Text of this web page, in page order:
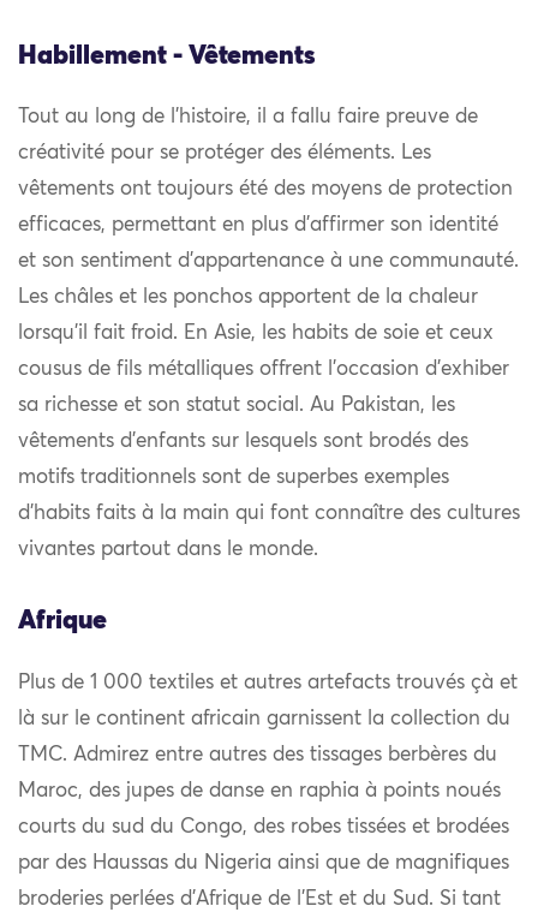
Habillement - Vêtements
Tout au long de l’histoire, il a fallu faire preuve de
créativité pour se protéger des éléments. Les
vêtements ont toujours été des moyens de protection
efficaces, permettant en plus d’affirmer son identité
et son sentiment d’appartenance à une communauté.
Les châles et les ponchos apportent de la chaleur
lorsqu’il fait froid. En Asie, les habits de soie et ceux
cousus de fils métalliques offrent l’occasion d’exhiber
sa richesse et son statut social. Au Pakistan, les
vêtements d’enfants sur lesquels sont brodés des
motifs traditionnels sont de superbes exemples
d’habits faits à la main qui font connaître des cultures
vivantes partout dans le monde.
Afrique
Plus de 1 000 textiles et autres artefacts trouvés çà et
là sur le continent africain garnissent la collection du
TMC. Admirez entre autres des tissages berbères du
Maroc, des jupes de danse en raphia à points noués
courts du sud du Congo, des robes tissées et brodées
par des Haussas du Nigeria ainsi que de magnifiques
broderies perlées d’Afrique de l’Est et du Sud. Si tant